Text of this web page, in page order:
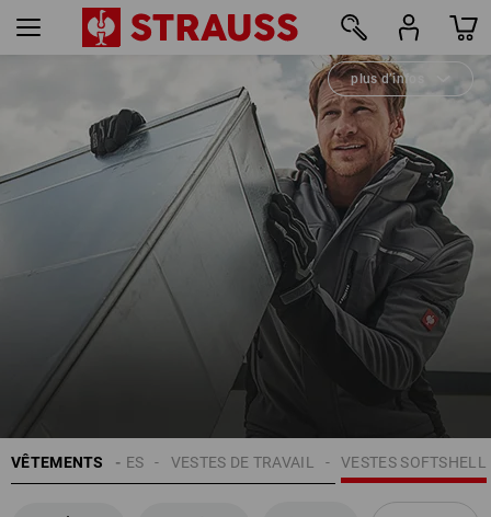
plus d’infos
VÊTEMENTS VESTES SOFTSHELL
VESTES DE TRAVAIL
HOMMES
23